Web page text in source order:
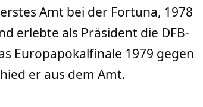
Amt bei der Fortuna, 1978
erlebte als Präsident die DFB-
Europapokalfinale 1979 gegen
er aus dem Amt.